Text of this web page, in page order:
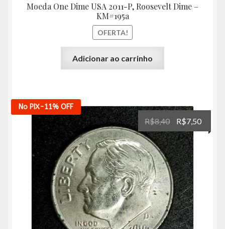
Moeda One Dime USA 2011-P, Roosevelt Dime –
KM#195a
OFERTA!
Adicionar ao carrinho
No PIX-11% OFF
R$8,40
O
preço
original
era:
R$8,40.
R$7,50O
preço